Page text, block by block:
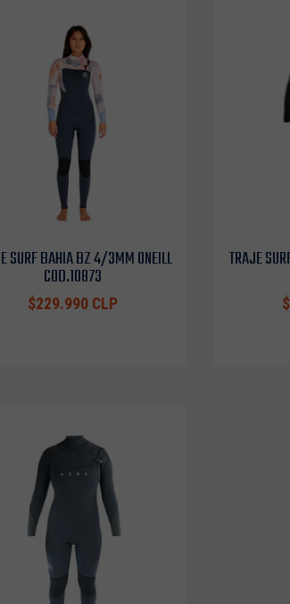
SURF BAHIA BZ 4/3MM ONEILL
COD.10873
$229.990 CLP
TRAJE